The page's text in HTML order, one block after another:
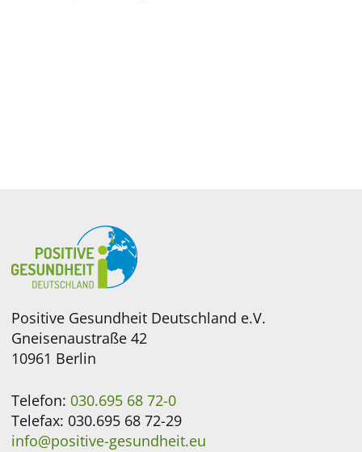
Positive Gesundheit Deutschland e.V.
Gneisenaustraße 42
10961 Berlin
Telefon: 030.695 68 72-0
Telefax: 030.695 68 72-29
info@positive-gesundheit.eu